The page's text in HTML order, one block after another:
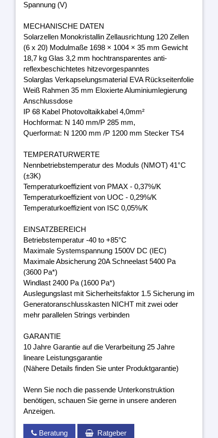
Spannung (V)
MECHANISCHE DATEN
Solarzellen Monokristallin Zellausrichtung 120 Zellen
(6 x 20) Modulmaße 1698 × 1004 × 35 mm Gewicht
18,7 kg Glas 3,2 mm hochtransparentes anti-
reflexbeschichtetes hitzevorgespanntes
Solarglas Verkapselungsmaterial EVA Rückseitenfolie
Weiß Rahmen 35 mm Eloxierte Aluminiumlegierung
Anschlussdose
IP 68 Kabel Photovoltaikkabel 4,0mm²
Hochformat: N 140 mm/P 285 mm,
Querformat: N 1200 mm /P 1200 mm Stecker TS4
TEMPERATURWERTE
Nennbetriebstemperatur des Moduls (NMOT) 41°C
(±3K)
Temperaturkoeffizient von PMAX - 0,37%/K
Temperaturkoeffizient von UOC - 0,29%/K
Temperaturkoeffizient von ISC 0,05%/K
EINSATZBEREICH
Betriebstemperatur -40 to +85°C
Maximale Systemspannung 1500V DC (IEC)
Maximale Absicherung 20A Schneelast 5400 Pa
(3600 Pa*)
Windlast 2400 Pa (1600 Pa*)
Auslegungslast mit Sicherheitsfaktor 1.5 Sicherung im
Generatoranschlusskasten NICHT mit zwei oder
mehr parallelen Strings verbinden
GARANTIE
10 Jahre Garantie auf die Verarbeitung 25 Jahre
lineare Leistungsgarantie
(Nähere Details finden Sie unter Produktgarantie)
Wenn Sie noch die passende Unterkonstruktion
benötigen, schauen Sie gerne in unsere anderen
Anzeigen.
Beratung Ratgeber